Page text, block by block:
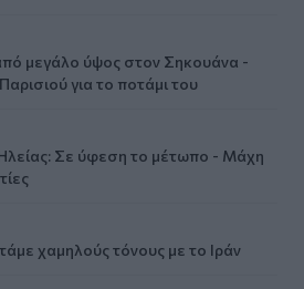
μεγάλο ύψος στον Σηκουάνα -
για το ποτάμι του
Σε ύφεση το μέτωπο - Μάχη
χαμηλούς τόνους με το Ιράν